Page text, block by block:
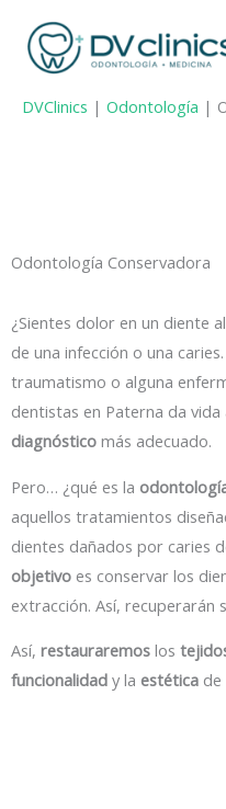
contenido
DVClinics | Odontología |
Odontología Conservadora
¿Sientes dolor en un diente
de una infección o una
traumatismo o alguna
dentistas en Paterna da vida
diagnóstico más adecuado.
Pero… ¿qué es la
aquellos tratamientos
dientes dañados por caries
objetivo es conservar los
extracción. Así, recuperarán
Así, restauraremos los
funcionalidad y la estética de